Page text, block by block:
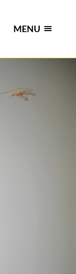
MENU